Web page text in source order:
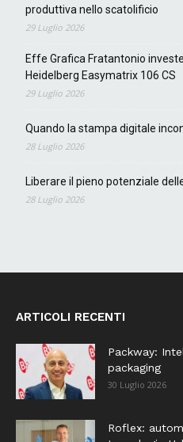
produttiva nello scatolificio
29 Luglio 2026
Effe Grafica Fratantonio
Heidelberg Easymatrix 106 CS
29 Luglio 2026
Quando la stampa digitale
28 Luglio 2026
Liberare il pieno potenziale
28 Luglio 2026
ARTICOLI RECENTI
Packway:
packaging
30 Luglio 2026
Roflex: